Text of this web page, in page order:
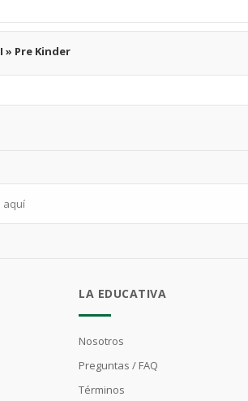
» Pre Kinder
LA EDUCATIVA
Nosotros
Preguntas / FAQ
Términos